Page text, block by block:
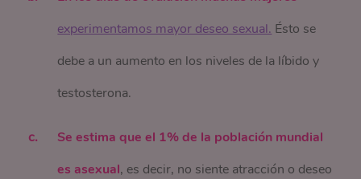
experimentamos mayor deseo sexual. Ésto se
debe a un aumento en los niveles de la líbido y
testosterona.
Se estima que el 1% de la población mundial
es asexual, es decir, no siente atracción o deseo